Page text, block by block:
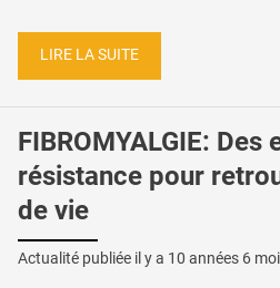
LIRE LA SUITE
FIBROMYALGIE: Des
résistance pour
de vie
Actualité publiée il y a 10 années 6